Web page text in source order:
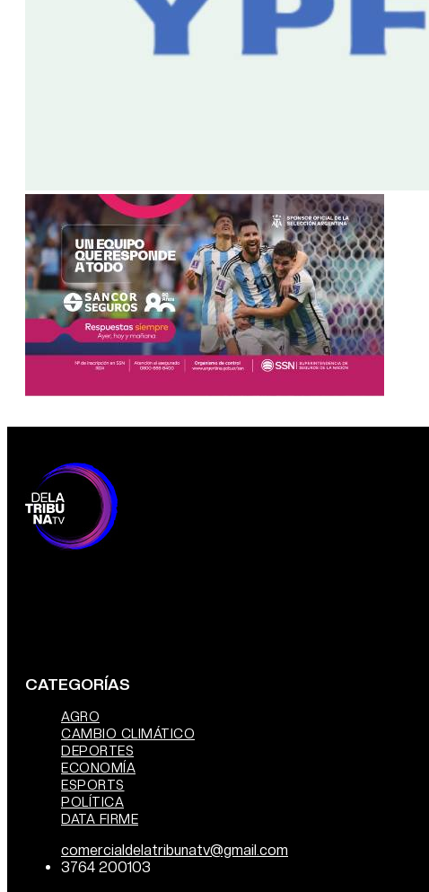
CATEGORÍAS
AGRO
CAMBIO CLIMÁTICO
DEPORTES
ECONOMÍA
ESPORTS
POLÍTICA
DATA FIRME
comercialdelatribunatv@gmail.com
3764 200103